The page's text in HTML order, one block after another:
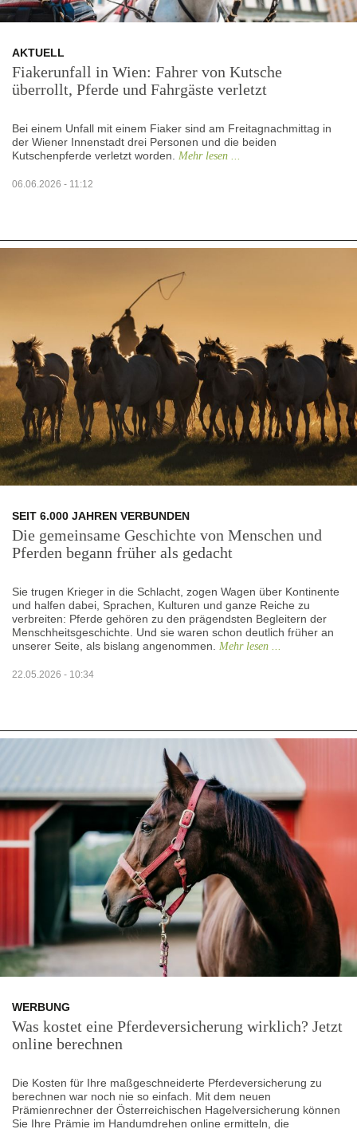
AKTUELL
Fiakerunfall in Wien: Fahrer von Kutsche
überrollt, Pferde und Fahrgäste verletzt
Bei einem Unfall mit einem Fiaker sind am Freitagnachmittag in
der Wiener Innenstadt drei Personen und die beiden
Kutschenpferde verletzt worden.
Mehr lesen ...
06.06.2026 - 11:12
SEIT 6.000 JAHREN VERBUNDEN
Die gemeinsame Geschichte von Menschen und
Pferden begann früher als gedacht
Sie trugen Krieger in die Schlacht, zogen Wagen über Kontinente
und halfen dabei, Sprachen, Kulturen und ganze Reiche zu
verbreiten: Pferde gehören zu den prägendsten Begleitern der
Menschheitsgeschichte. Und sie waren schon deutlich früher an
unserer Seite, als bislang angenommen. Mehr lesen ...
22.05.2026 - 10:34
WERBUNG
Was kostet eine Pferdeversicherung wirklich? Jetzt
online berechnen
Die Kosten für Ihre maßgeschneiderte Pferdeversicherung zu
berechnen war noch nie so einfach. Mit dem neuen
Prämienrechner der Österreichischen Hagelversicherung können
Sie Ihre Prämie im Handumdrehen online ermitteln, die